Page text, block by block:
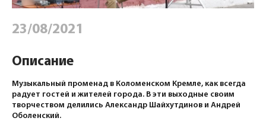
23/08/2021
Описание
Музыкальный променад в Коломенском Кремле, как всегда
радует гостей и жителей города. В эти выходные своим
творчеством делились Александр Шайхутдинов и Андрей
Оболенский.